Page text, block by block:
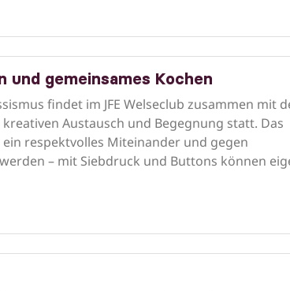
gemeinsames Kochen
findet im JFE Welseclub zusammen mit
Austausch und Begegnung statt. Das
respektvolles Miteinander und gegen
– mit Siebdruck und Buttons können